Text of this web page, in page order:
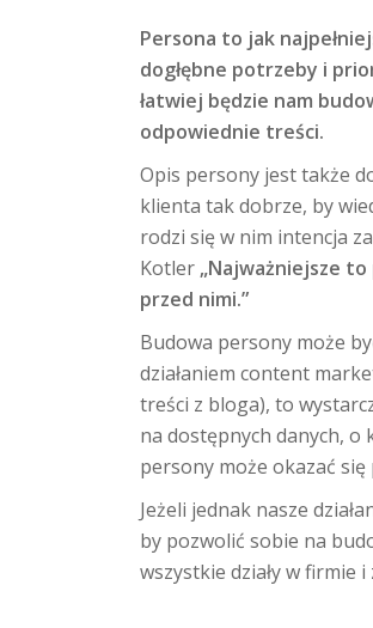
Persona to jak
dogłębne potrzeby i
łatwiej będzie nam
odpowiednie treści.
Opis persony jest także
klienta tak dobrze, by
rodzi się w nim intencja
Kotler „Najważniejsze
przed nimi.”
Budowa persony może
działaniem content
treści z bloga), to
na dostępnych danych, o
persony może okazać
Jeżeli jednak nasze
by pozwolić sobie na
wszystkie działy w firmie